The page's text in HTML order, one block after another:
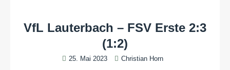
VfL Lauterbach – FSV Erste 2:3
(1:2)
25. Mai 2023 Christian Horn